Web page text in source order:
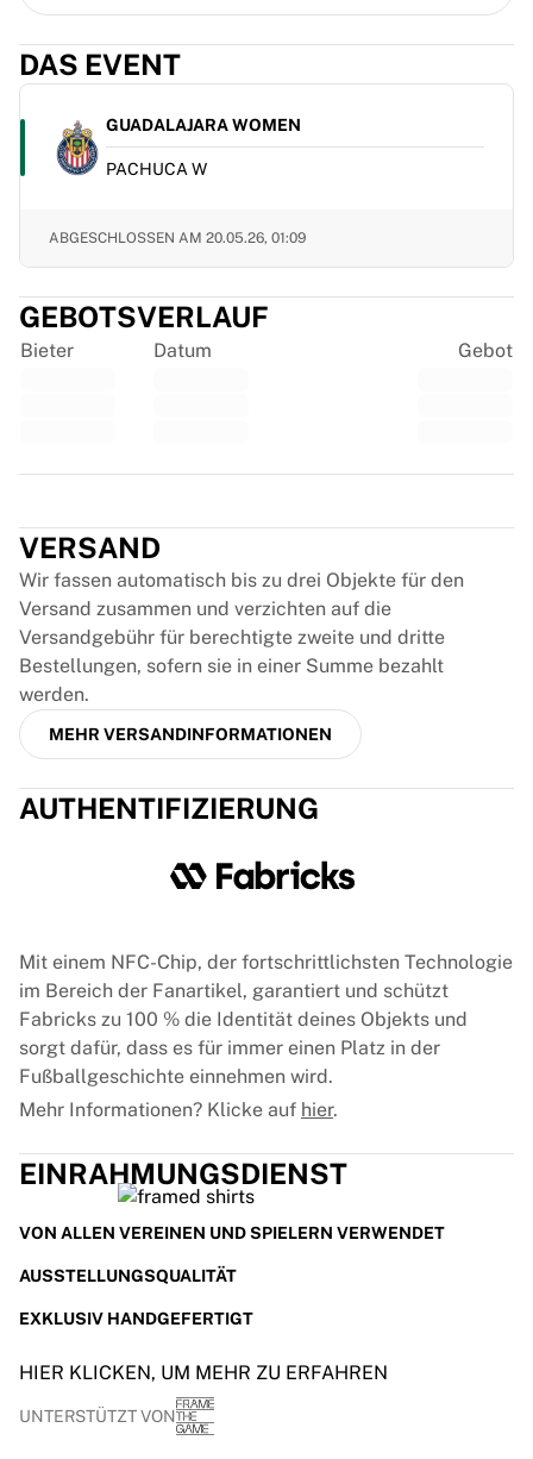
Cricket
England Cricket
West Indies
Cricket Ireland
NHL Alumni
View all Ice Hockey
Trikot einrahmen
Meine Sammlung
DAS EVENT
GUADALAJARA WOMEN
PACHUCA W
ABGESCHLOSSEN AM 20.05.26, 01:09
GEBOTSVERLAUF
Bieter Datum Gebot
VERSAND
Wir fassen automatisch bis zu drei Objekte für den
Versand zusammen und verzichten auf die
Versandgebühr für berechtigte zweite und dritte
Bestellungen, sofern sie in einer Summe bezahlt
werden.
MEHR VERSANDINFORMATIONEN
AUTHENTIFIZIERUNG
Mit einem NFC-Chip, der fortschrittlichsten Technologie
im Bereich der Fanartikel, garantiert und schützt
Fabricks zu 100 % die Identität deines Objekts und
sorgt dafür, dass es für immer einen Platz in der
Fußballgeschichte einnehmen wird.
Mehr Informationen? Klicke auf hier.
EINRAHMUNGSDIENST
VON ALLEN VEREINEN UND SPIELERN VERWENDET
AUSSTELLUNGSQUALITÄT
EXKLUSIV HANDGEFERTIGT
HIER KLICKEN, UM MEHR ZU ERFAHREN
UNTERSTÜTZT VON